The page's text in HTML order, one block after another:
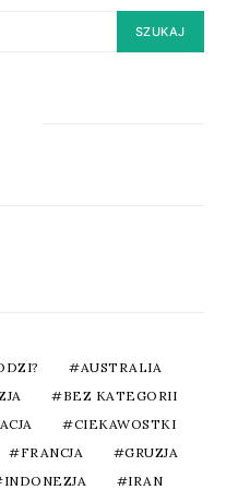
SZUKAJ
AUSTRALIA
BEZ KATEGORII
CIEKAWOSTKI
FRANCJA
GRUZJA
INDONEZJA
IRAN